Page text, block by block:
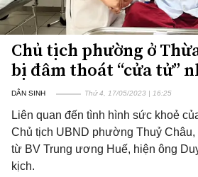
Chủ tịch phường ở
bị đâm thoát “cửa tử”
DÂN SINH Thứ 4, 17/05/2023 | 16:25
Liên quan đến tình hình sức khoẻ
Chủ tịch UBND phường Thuỷ Châu,
từ BV Trung ương Huế, hiện ông
kịch.